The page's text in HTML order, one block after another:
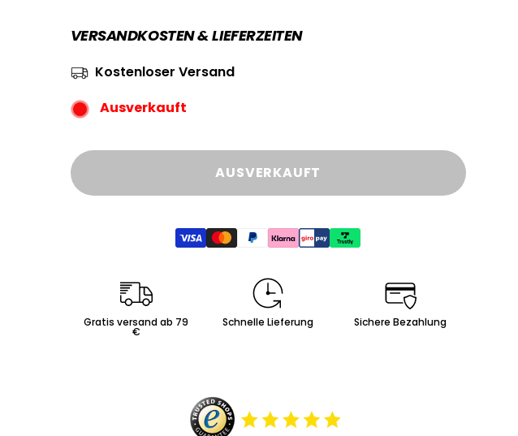
VERSANDKOSTEN & LIEFERZEITEN
Kostenloser Versand
Ausverkauft
AUSVERKAUFT
Gratis versand ab 79
€
Schnelle Lieferung Sichere Bezahlung